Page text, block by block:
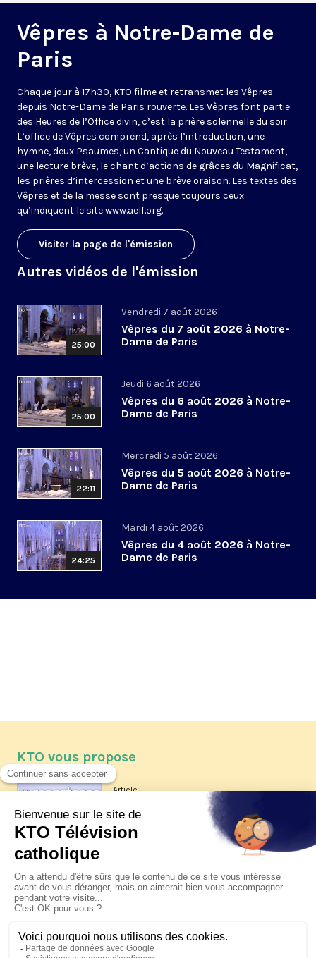
Vêpres à Notre-Dame de
Paris
Chaque jour à 17h30, KTO filme et retransmet les Vêpres
depuis Notre-Dame de Paris rouverte. Les Vêpres font partie
des Heures de l’Office divin, c’est la prière solennelle du soir.
L’office de Vêpres comprend, après l’introduction, une
hymne, deux Psaumes, un Cantique du Nouveau Testament,
une lecture brève, le chant d’actions de grâces du Magnificat,
les prières d’intercession et une brève oraison. Les textes des
Vêpres et de la messe sont presque toujours ceux
qu’indiquent le sitewww.aelf.org.
Visiter la page de l'émission
Autres vidéos de l'émission
25:00
Vendredi 7 août 2026
Vêpres du 7 août 2026 à Notre-
Dame de Paris
25:00
Jeudi 6 août 2026
Vêpres du 6 août 2026 à Notre-
Dame de Paris
22:11
Mercredi 5 août 2026
Vêpres du 5 août 2026 à Notre-
Dame de Paris
24:25
Mardi 4 août 2026
Vêpres du 4 août 2026 à Notre-
Dame de Paris
KTO vous propose
Article
Les reportages d'été 2026 de KTO
La visite pastorale du pape Léon
XIV à Assise à suivre sur KTO le
jeudi 6 août
Le pape en Uruguay, Argentine et
Pérou du 6 au 17 novembre 2026